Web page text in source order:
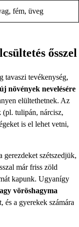
fém, üveg
ősszel
tavaszi tevékenység,
növények nevelésére
elültethetnek. Az
(pl. tulipán, nárcisz,
is el lehet vetni,
szétszedjük,
már friss zöld
kapunk. Ugyanígy
vöröshagyma
és a gyerekek számára